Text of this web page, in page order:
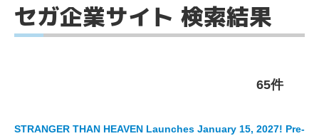
セガ企業サイト 検索結果
65件
STRANGER THAN HEAVEN Launches January 15, 2027! Pre-